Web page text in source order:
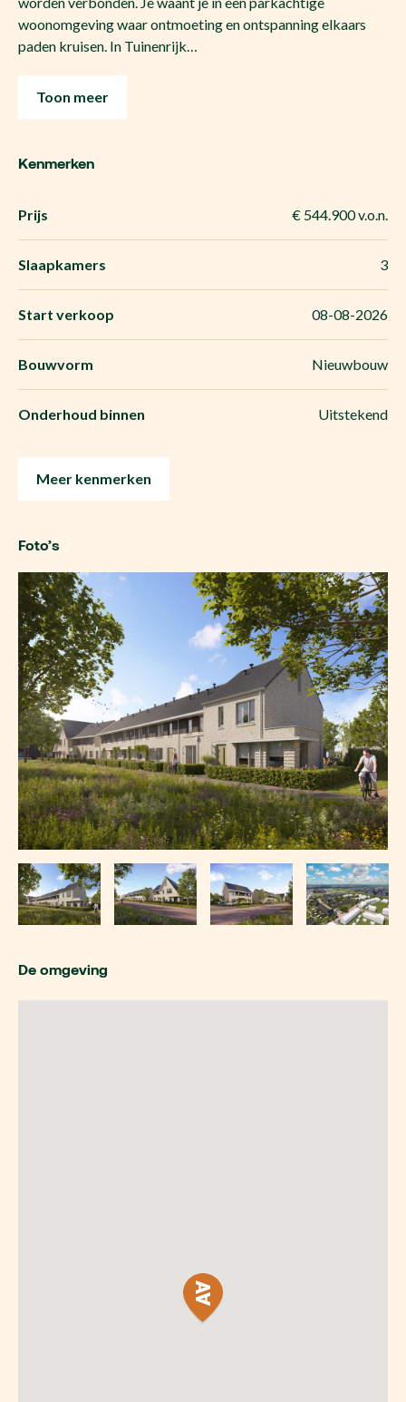
woonomgeving waar ontmoeting en ontspanning elkaars
paden kruisen. In Tuinenrijk…
Toon meer
Kenmerken
Prijs € 544.900 v.o.n.
Slaapkamers 3
Start verkoop 08-08-2026
Bouwvorm Nieuwbouw
Onderhoud binnen Uitstekend
Meer kenmerken
Foto’s
De omgeving